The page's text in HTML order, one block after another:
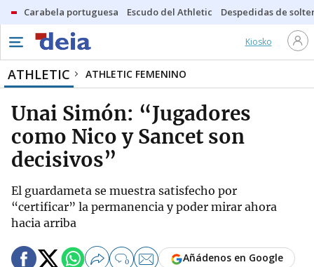
Carabela portuguesa Escudo del Athletic Despedidas de
Kiosko
ATHLETIC ATHLETIC FEMENINO
Unai Simón: “Jugadores
como Nico y Sancet son
decisivos”
El guardameta se muestra satisfecho por
“certificar” la permanencia y poder mirar ahora
hacia arriba
0 Añádenos en Google